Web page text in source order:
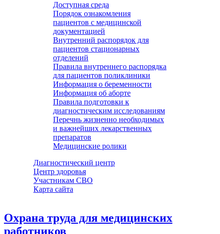
Доступная среда
Порядок ознакомления
пациентов с медицинской
документацией
Внутренний распорядок для
пациентов стационарных
отделений
Правила внутреннего распорядка
для пациентов поликлиники
Информация о беременности
Информация об аборте
Правила подготовки к
диагностическим исследованиям
Перечнь жизненно необходимых
и важнейших лекарственных
препаратов
Медицинские ролики
Диагностический центр
Центр здоровья
Участникам СВО
Карта сайта
Охрана труда для медицинских
работников